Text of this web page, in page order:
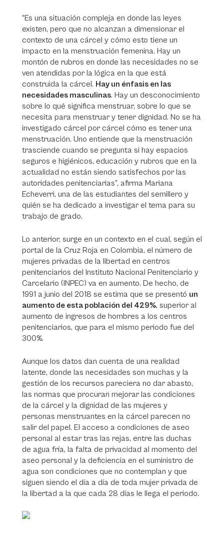
“Es una situación compleja en donde las leyes
existen, pero que no alcanzan a dimensionar el
contexto de una cárcel y cómo esto tiene un
impacto en la menstruación femenina. Hay un
montón de rubros en donde las necesidades no se
ven atendidas por la lógica en la que está
construida la cárcel. Hay un énfasis en las
necesidades masculinas. Hay un desconocimiento
sobre lo qué significa menstruar, sobre lo que se
necesita para menstruar y tener dignidad. No se ha
investigado cárcel por cárcel cómo es tener una
menstruación. Uno entiende que la menstruación
trasciende cuando se pregunta si hay espacios
seguros e higiénicos, educación y rubros que en la
actualidad no están siendo satisfechos por las
autoridades penitenciarias”, afirma Mariana
Echeverri, una de las estudiantes del semillero y
quién se ha dedicado a investigar el tema para su
trabajo de grado.
Lo anterior, surge en un contexto en el cual, según el
portal de la Cruz Roja en Colombia, el número de
mujeres privadas de la libertad en centros
penitenciarios del Instituto Nacional Penitenciario y
Carcelario (INPEC) va en aumento. De hecho, de
1991 a junio del 2018 se estima que se presentó un
aumento de esta población del 429%, superior al
aumento de ingresos de hombres a los centros
penitenciarios, que para el mismo periodo fue del
300%.
Aunque los datos dan cuenta de una realidad
latente, donde las necesidades son muchas y la
gestión de los recursos pareciera no dar abasto,
las normas que procuran mejorar las condiciones
de la cárcel y la dignidad de las mujeres y
personas menstruantes en la cárcel parecen no
salir del papel. El acceso a condiciones de aseo
personal al estar tras las rejas, entre las duchas
de agua fría, la falta de privacidad al momento del
aseo personal y la deficiencia en el suministro de
agua son condiciones que no contemplan y que
siguen siendo el día a día de toda mujer privada de
la libertad a la que cada 28 días le llega el periodo.